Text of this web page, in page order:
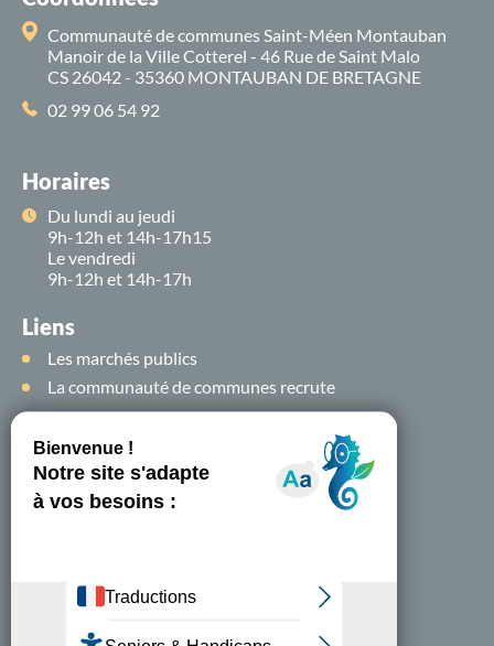
Communauté de communes Saint-Méen Montauban
Manoir de la Ville Cotterel - 46 Rue de Saint Malo
CS 26042 - 35360 MONTAUBAN DE BRETAGNE
02 99 06 54 92
Horaires
Du lundi au jeudi
9h-12h et 14h-17h15
Le vendredi
9h-12h et 14h-17h
Liens
Les marchés publics
La communauté de communes recrute
Suivez-nous sur
les
réseaux sociaux !
Nous contacter